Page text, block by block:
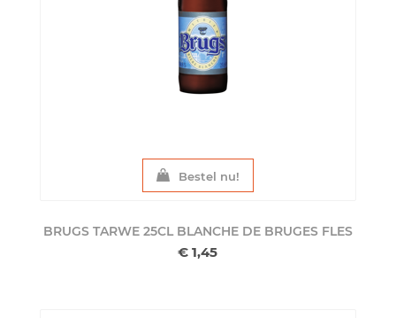
Bestel nu!
BRUGS TARWE 25CL BLANCHE DE BRUGES FLES
€ 1,45